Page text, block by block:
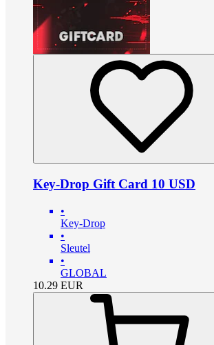
Key-Drop Gift Card 10 USD
•
Key-Drop
•
Sleutel
•
GLOBAL
10.29 EUR